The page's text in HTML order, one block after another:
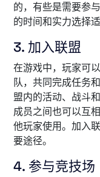
的，有些是需要参
的时间和实力选择
3. 加入联盟
在游戏中，玩家可
队，共同完成任务
盟内的活动、战斗
成员之间也可以互
他玩家使用。加入
要途径。
4. 参与竞技场